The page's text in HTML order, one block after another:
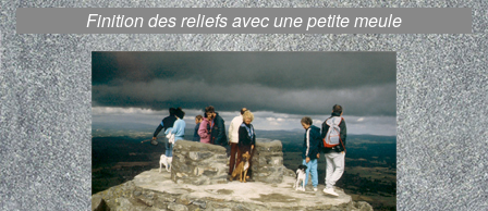
Finition des reliefs avec une petite meule